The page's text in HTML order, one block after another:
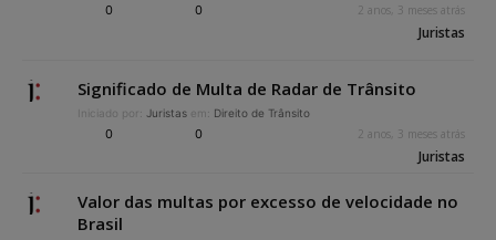
0 0 2 anos, 3 meses atrás
Juristas
Significado de Multa de Radar de Trânsito
Iniciado por: Juristas em: Direito de Trânsito
0 0 2 anos, 3 meses atrás
Juristas
Valor das multas por excesso de velocidade no
Brasil